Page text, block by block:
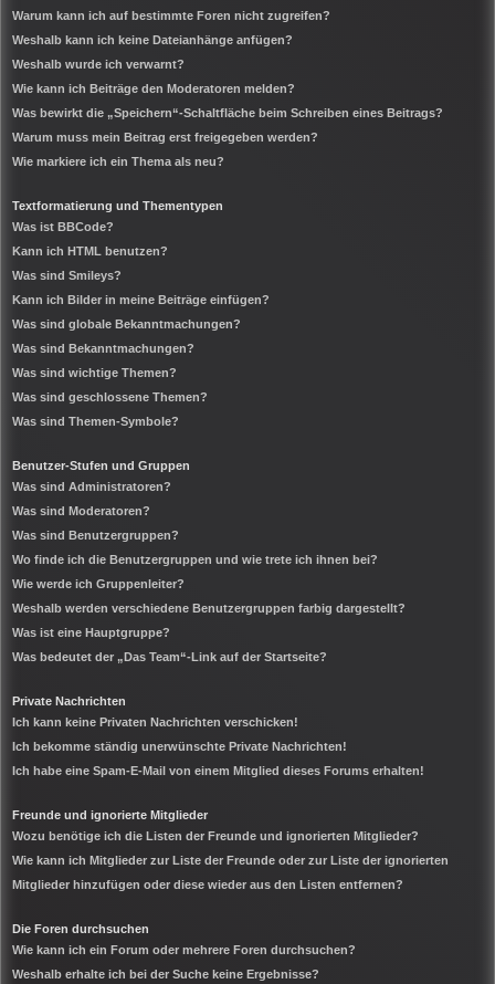
Warum kann ich auf bestimmte Foren nicht zugreifen?
Weshalb kann ich keine Dateianhänge anfügen?
Weshalb wurde ich verwarnt?
Wie kann ich Beiträge den Moderatoren melden?
Was bewirkt die „Speichern“-Schaltfläche beim Schreiben eines Beitrags?
Warum muss mein Beitrag erst freigegeben werden?
Wie markiere ich ein Thema als neu?
Textformatierung und Thementypen
Was ist BBCode?
Kann ich HTML benutzen?
Was sind Smileys?
Kann ich Bilder in meine Beiträge einfügen?
Was sind globale Bekanntmachungen?
Was sind Bekanntmachungen?
Was sind wichtige Themen?
Was sind geschlossene Themen?
Was sind Themen-Symbole?
Benutzer-Stufen und Gruppen
Was sind Administratoren?
Was sind Moderatoren?
Was sind Benutzergruppen?
Wo finde ich die Benutzergruppen und wie trete ich ihnen bei?
Wie werde ich Gruppenleiter?
Weshalb werden verschiedene Benutzergruppen farbig dargestellt?
Was ist eine Hauptgruppe?
Was bedeutet der „Das Team“-Link auf der Startseite?
Private Nachrichten
Ich kann keine Privaten Nachrichten verschicken!
Ich bekomme ständig unerwünschte Private Nachrichten!
Ich habe eine Spam-E-Mail von einem Mitglied dieses Forums erhalten!
Freunde und ignorierte Mitglieder
Wozu benötige ich die Listen der Freunde und ignorierten Mitglieder?
Wie kann ich Mitglieder zur Liste der Freunde oder zur Liste der ignorierten
Mitglieder hinzufügen oder diese wieder aus den Listen entfernen?
Die Foren durchsuchen
Wie kann ich ein Forum oder mehrere Foren durchsuchen?
Weshalb erhalte ich bei der Suche keine Ergebnisse?